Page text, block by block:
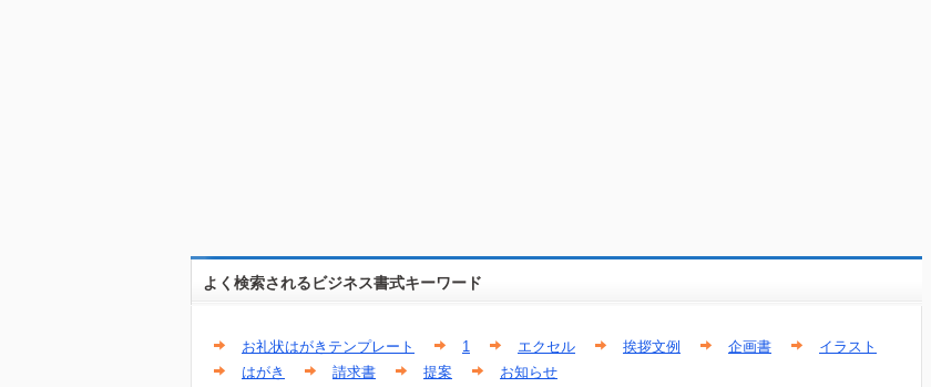
よく検索されるビジネス書式キーワード
お礼状はがきテンプレート 1 エクセル 挨拶文例 企画書
イラスト
はがき
請求書 提案 お知らせ